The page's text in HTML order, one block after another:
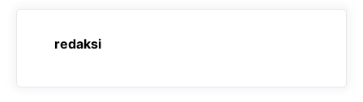
p
m
redaksi